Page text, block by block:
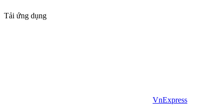
Tải ứng dụng
VnExpress